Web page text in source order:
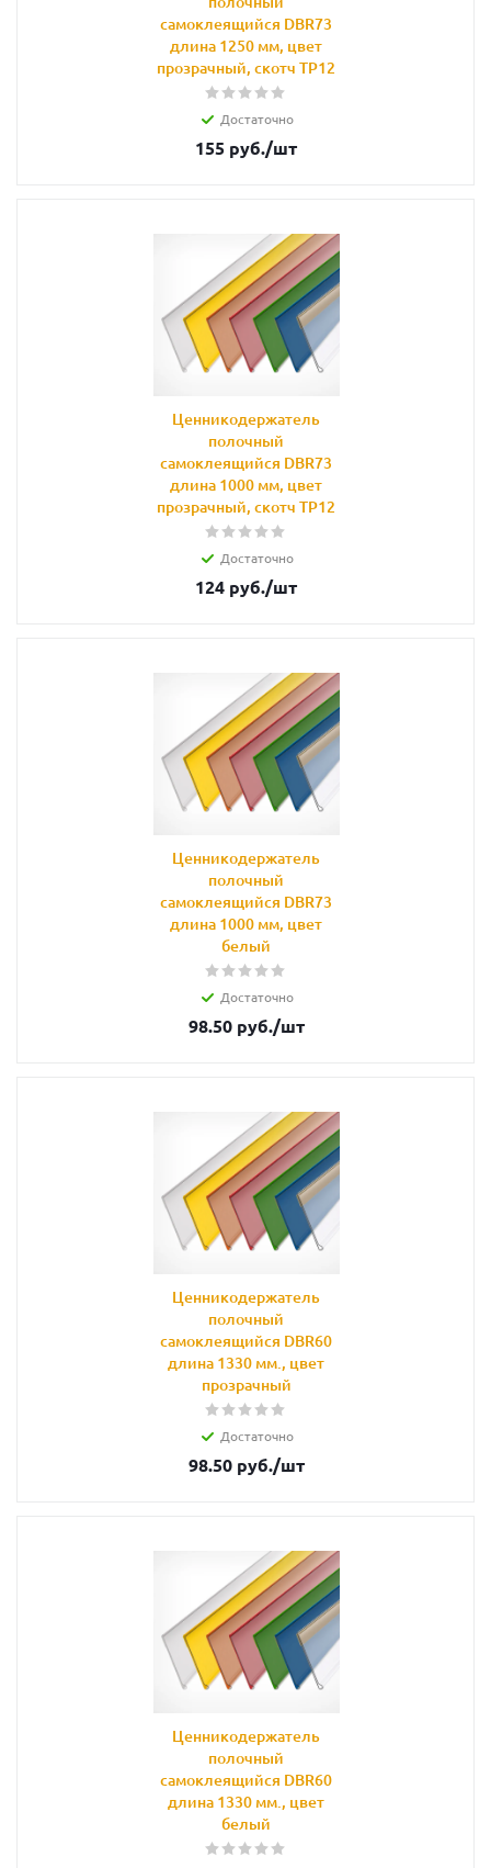
самоклеящийся DBR73
длина 1250 мм, цвет
прозрачный, скотч TP12
Достаточно
155 руб./шт
Ценникодержатель
полочный
самоклеящийся DBR73
длина 1000 мм, цвет
прозрачный, скотч TP12
Достаточно
124 руб./шт
Ценникодержатель
полочный
самоклеящийся DBR73
длина 1000 мм, цвет
белый
Достаточно
98.50руб./шт
Ценникодержатель
полочный
самоклеящийся DBR60
длина 1330 мм., цвет
прозрачный
Достаточно
98.50руб./шт
Ценникодержатель
полочный
самоклеящийся DBR60
длина 1330 мм., цвет
белый